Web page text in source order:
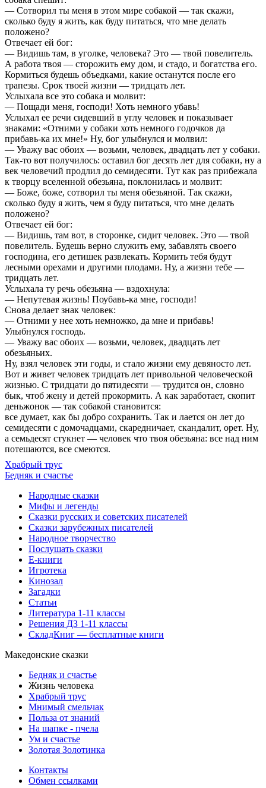
— Сотворил ты меня в этом мире собакой — так скажи,
сколько буду я жить, как буду питаться, что мне делать
положено?
Отвечает ей бог:
— Видишь там, в уголке, человека? Это — твой повелитель.
А работа твоя — сторожить ему дом, и стадо, и богатства его.
Кормиться будешь объедками, какие останутся после его
трапезы. Срок твоей жизни — тридцать лет.
Услыхала все это собака и молвит:
— Пощади меня, господи! Хоть немного убавь!
Услыхал ее речи сидевший в углу человек и показывает
знаками: «Отними у собаки хоть немного годочков да
прибавь-ка их мне!» Ну, бог улыбнулся и молвил:
— Уважу вас обоих — возьми, человек, двадцать лет у собаки.
Так-то вот получилось: оставил бог десять лет для собаки, ну а
век человечий продлил до семидесяти. Тут как раз прибежала
к творцу вселенной обезьяна, поклонилась и молвит:
— Боже, боже, сотворил ты меня обезьяной. Так скажи,
сколько буду я жить, чем я буду питаться, что мне делать
положено?
Отвечает ей бог:
— Видишь, там вот, в сторонке, сидит человек. Это — твой
повелитель. Будешь верно служить ему, забавлять своего
господина, его детишек развлекать. Кормить тебя будут
лесными орехами и другими плодами. Ну, а жизни тебе —
тридцать лет.
Услыхала ту речь обезьяна — вздохнула:
— Непутевая жизнь! Поубавь-ка мне, господи!
Снова делает знак человек:
— Отними у нее хоть немножко, да мне и прибавь!
Улыбнулся господь.
— Уважу вас обоих — возьми, человек, двадцать лет
обезьяньих.
Ну, взял человек эти годы, и стало жизни ему девяносто лет.
Вот и живет человек тридцать лет привольной человеческой
жизнью. С тридцати до пятидесяти — трудится он, словно
бык, чтоб жену и детей прокормить. А как заработает, скопит
деньжонок — так собакой становится:
все думает, как бы добро сохранить. Так и лается он лет до
семидесяти с домочадцами, скаредничает, скандалит, орет. Ну,
а семьдесят стукнет — человек что твоя обезьяна: все над ним
потешаются, все смеются.
Храбрый трус
Бедняк и счастье
Народные сказки
Мифы и легенды
Сказки русских и советских писателей
Сказки зарубежных писателей
Народное творчество
Послушать сказки
Е-книги
Игротека
Кинозал
Загадки
Статьи
Литература 1-11 классы
Решения ДЗ 1-11 классы
СкладКниг — бесплатные книги
Македонские сказки
Бедняк и счастье
Жизнь человека
Храбрый трус
Мнимый смельчак
Польза от знаний
На шапке - пчела
Ум и счастье
Золотая Золотинка
Контакты
Обмен ссылками